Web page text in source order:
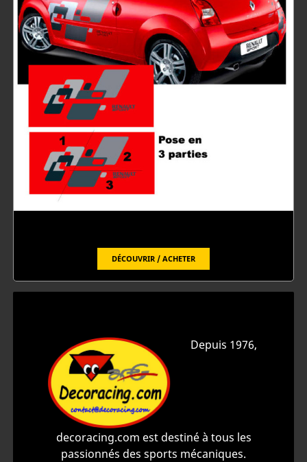
DÉCOUVRIR / ACHETER
Depuis 1976,
decoracing.com est destiné à tous les
passionnés des sports mécaniques.